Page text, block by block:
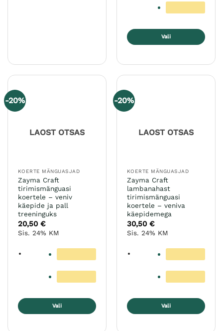
Vali
varianti.
Valikuid
saab
tootelehel.
-20%
LAOST OTSAS
KOERTE MÄNGUASJAD
Zayma Craft
tirimismänguasi
koertele – veniv
käepide ja pall
treeninguks
20,50 €
Sis. 24% KM
Vali
-20%
LAOST OTSAS
KOERTE MÄNGUASJAD
Zayma Craft
lambanahast
tirimismänguasi
koertele – veniva
käepidemega
30,50 €
Sis. 24% KM
Vali